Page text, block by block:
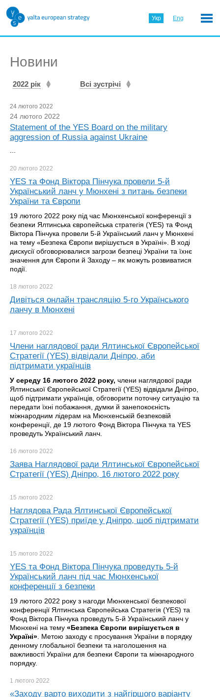
Укр Eng
Новини
2022 рік Всі зустрічі
24 лютого 2022
24 лютого 2022
Statement of the YES Board on the military
aggression of Russia against Ukraine
20 лютого 2022
YES та Фонд Віктора Пінчука провели 5-й
Український ланч у Мюнхені з питань безпеки
України та Європи
19 лютого 2022 року під час Мюнхенської конференції з
безпеки Ялтинська європейська стратегія (YES) та Фонд
Віктора Пінчука провели 5-й Український ланч у Мюнхені
на тему «Безпека Європи вирішується в Україні». В ході
дискусії обговорювалися загрози безпеці України та їхнє
значення для Європи й Заходу – як можуть розвиватися
події.
18 лютого 2022
Дивіться онлайн трансляцію 5-го Українського
ланчу в Мюнхені
17 лютого 2022
Члени наглядової ради Ялтинської Європейської
Стратегії (YES) відвідали Дніпро, аби
підтримати українців
У середу 16 лютого 2022 року, члени наглядової ради
Ялтинської Європейської Стратегії (YES) відвідали Дніпро,
щоб підтримати українців, обговорити поточну ситуацію та
передати їхні побажання, думки й занепокоєність
міжнародним лідерам на Мюнхенській безпековій
конференції, де 19 лютого Фонд Віктора Пінчука та YES
проведуть Український ланч.
16 лютого 2022
Заява Наглядової ради Ялтинської Європейської
Стратегії (YES) Дніпро, 16 лютого 2022 року
15 лютого 2022
Наглядова Рада Ялтинської Європейської
Стратегії (YES) приїде у Дніпро, щоб підтримати
українців
15 лютого 2022
YES та Фонд Віктора Пінчука проведуть 5-й
Український ланч під час Мюнхенської
конференції з безпеки
19 лютого 2022 року з нагоди Мюнхенської безпекової
конференції Ялтинська Європейська Стратегія (YES) та
Фонд Віктора Пінчука проведуть 5-й Український ланч у
Мюнхені на тему «Безпека Європи вирішується в
Україні» . Метою заходу є просування України в порядку
денному глобальної безпеки та наголошення на
важливості України для безпеки Європи та міжнародного
порядку.
1 лютого 2022
«Заходу варто виходити з найгіршого варіанту